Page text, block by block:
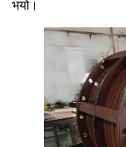
भयो।